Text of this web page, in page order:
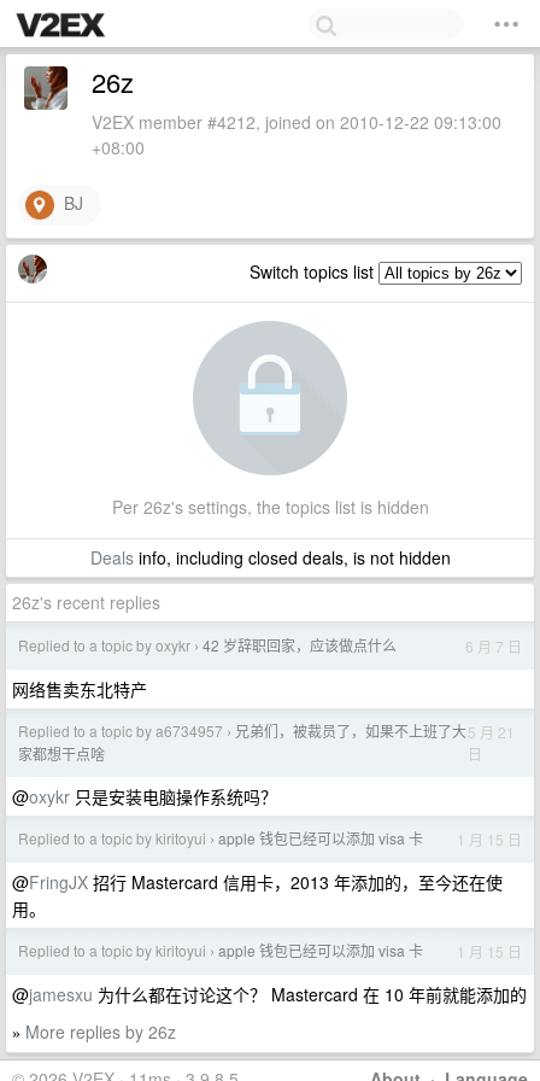
26z
V2EX member #4212, joined on 2010-12-22 09:13:00
+08:00
BJ
Switch topics list
Per 26z's settings, the topics list is hidden
Dealsinfo, including closed deals, is not hidden
26z's recent replies
Replied to a topic by oxykr › 42 岁辞职回家，应该做点什么 6 月 7 日
网络售卖东北特产
Replied to a topic by a6734957 › 兄弟们，被裁员了，如果不上班了大
家都想干点啥
5 月 21
日
@oxykr 只是安装电脑操作系统吗？
Replied to a topic by kiritoyui › apple 钱包已经可以添加 visa 卡 1 月 15 日
@FringJX 招行 Mastercard 信用卡，2013 年添加的，至今还在使
用。
Replied to a topic by kiritoyui › apple 钱包已经可以添加 visa 卡 1 月 15 日
@jamesxu 为什么都在讨论这个？ Mastercard 在 10 年前就能添加的
» More replies by 26z